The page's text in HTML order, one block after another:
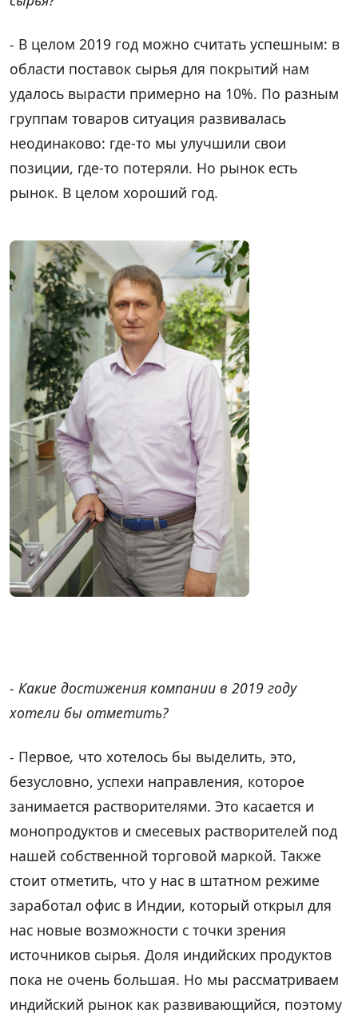
- В целом 2019 год можно считать успешным: в
области поставок сырья для покрытий нам
удалось вырасти примерно на 10%. По разным
группам товаров ситуация развивалась
неодинаково: где-то мы улучшили свои
позиции, где-то потеряли. Но рынок есть
рынок. В целом хороший год.
- Какие достижения компании в 2019 году
хотели бы отметить?
- Первое, что хотелось бы выделить, это,
безусловно, успехи направления, которое
занимается растворителями. Это касается и
монопродуктов и смесевых растворителей под
нашей собственной торговой маркой. Также
стоит отметить, что у нас в штатном режиме
заработал офис в Индии, который открыл для
нас новые возможности с точки зрения
источников сырья. Доля индийских продуктов
пока не очень большая. Но мы рассматриваем
индийский рынок как развивающийся, поэтому